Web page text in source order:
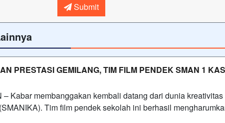
Submit
PRESTASI GEMILANG, TIM FILM PENDEK SMAN 1
– Kabar membanggakan kembali datang dari dunia
Tim film pendek sekolah ini berhasil